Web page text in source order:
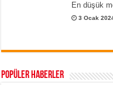
En düşük
3 Ocak
Popüler Haberler